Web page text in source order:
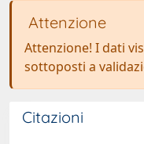
Attenzione
Attenzione! I dati
sottoposti a
Citazioni